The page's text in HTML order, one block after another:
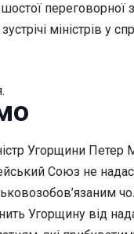
переговорної
міністрів у
Угорщини Петер
Союз не
Угорщину від